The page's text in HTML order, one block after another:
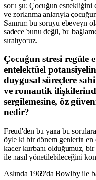
soru şu: Çocuğun esnekliğini
ve zorlanma anlarıyla
Sanırım bu soruyu ebeveyn
sadece bunu değil, bu
sıralıyoruz.
Çocuğun stresi regüle
entelektüel
duygusal süreçlere
ve romantik
sergilemesine, öz
nedir?
Freud'den bu yana bu
öyle ki bir dönem genlerin en
kader kurbanı olduğumuz, bir
ile nasıl yönetilebileceğini
Aslında 1969'da Bowlby ile